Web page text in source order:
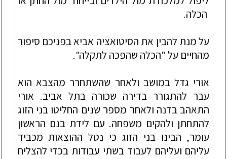
הכלה.
על מנת להבין את הסיטואציה אביא בפניכם סיפור
מהחיים על "הכלה שהפכה לתקלה".
אורי גדל במושב ולאחר שהשתחרר מהצבא הוא
עבר להתגורר בדירה שכורהבתל אביב. אורי
התאהב בדנה ולאחר מספר שנים החליטו בני הזוג
להתחתן ולהקים משפחה. עם לידת בנם הראשון
עומר, הבינו בני הזוג כי נטל ההוצאות מכביד
עליהם ועליהם לעבוד בשתי עבודות בכדי להצליח